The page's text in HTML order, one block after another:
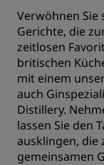
Verwöhnen Sie
Gerichte, die
zeitlosen
britischen
mit einem
auch
Distillery.
lassen Sie den
ausklingen, die
gemeinsamen